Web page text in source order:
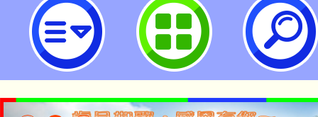
學年度桃園市書法教學師資專業成
習課程(第二場次)，研習日期修正
(六)辦理，請惠予公告周知，並請
名參加，請查照。-桃園市立瑞坪國